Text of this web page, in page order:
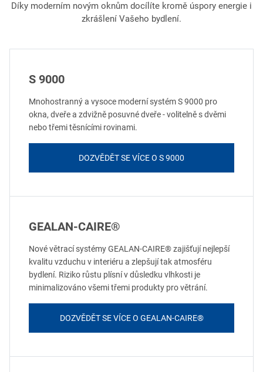
Díky moderním novým oknům docílíte kromě úspory energie i
zkrášlení Vašeho bydlení.
S 9000
Mnohostranný a vysoce moderní systém S 9000 pro
okna, dveře a zdvižně posuvné dveře - volitelně s dvěmi
nebo třemi těsnícími rovinami.
DOZVĚDĚT SE VÍCE O S 9000
GEALAN-CAIRE®
Nové větrací systémy GEALAN-CAIRE® zajišťují nejlepší
kvalitu vzduchu v interiéru a zlepšují tak atmosféru
bydlení. Riziko růstu plísní v důsledku vlhkosti je
minimalizováno všemi třemi produkty pro větrání.
DOZVĚDĚT SE VÍCE O GEALAN-CAIRE®